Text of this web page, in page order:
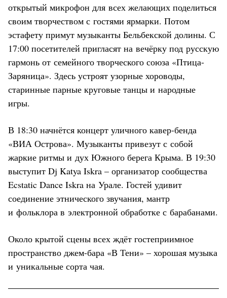
открытый микрофон для всех желающих поделиться
своим творчеством с гостями ярмарки. Потом
эстафету примут музыканты Бельбекской долины. С
17:00 посетителей пригласят на вечёрку под русскую
гармонь от семейного творческого союза «Птица-
Заряница». Здесь устроят узорные хороводы,
старинные парные круговые танцы и народные
игры.
В 18:30 начнётся концерт уличного кавер-бенда
«ВИА Острова». Музыканты привезут с собой
жаркие ритмы и дух Южного берега Крыма. В 19:30
выступит Dj Katya Iskra – организатор сообщества
Ecstatic Dance Iskra на Урале. Гостей удивит
соединение этнического звучания, мантр
и фольклора в электронной обработке с барабанами.
Около крытой сцены всех ждёт гостеприимное
пространство джем-бара «В Тени» – хорошая музыка
и уникальные сорта чая.